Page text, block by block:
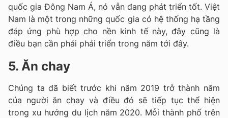
quốc gia Đông Nam Á, nó vẫn đang phát triển tốt. Việt
Nam là một trong những quốc gia có hệ thống hạ tầng
đáp ứng phù hợp cho nền kinh tế này, đây cũng là
điều bạn cần phải phải triển trong năm tới đây.
5. Ăn chay
Chúng ta đã biết trước khi năm 2019 trở thành năm
của người ăn chay và điều đó sẽ tiếp tục thể hiện
trong xu hướng du lịch năm 2020. Mỗi thành phố trên